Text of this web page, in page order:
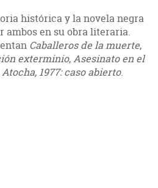
histórica y la novela negra
ambos en su obra literaria.
Caballeros de la muerte,
exterminio,Asesinato en el
1977: caso abierto.